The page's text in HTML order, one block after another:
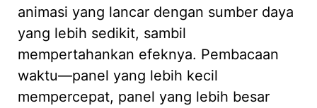
animasi yang lancar dengan sumber daya
yang lebih sedikit, sambil
mempertahankan efeknya. Pembacaan
waktu—panel yang lebih kecil
mempercepat, panel yang lebih besar